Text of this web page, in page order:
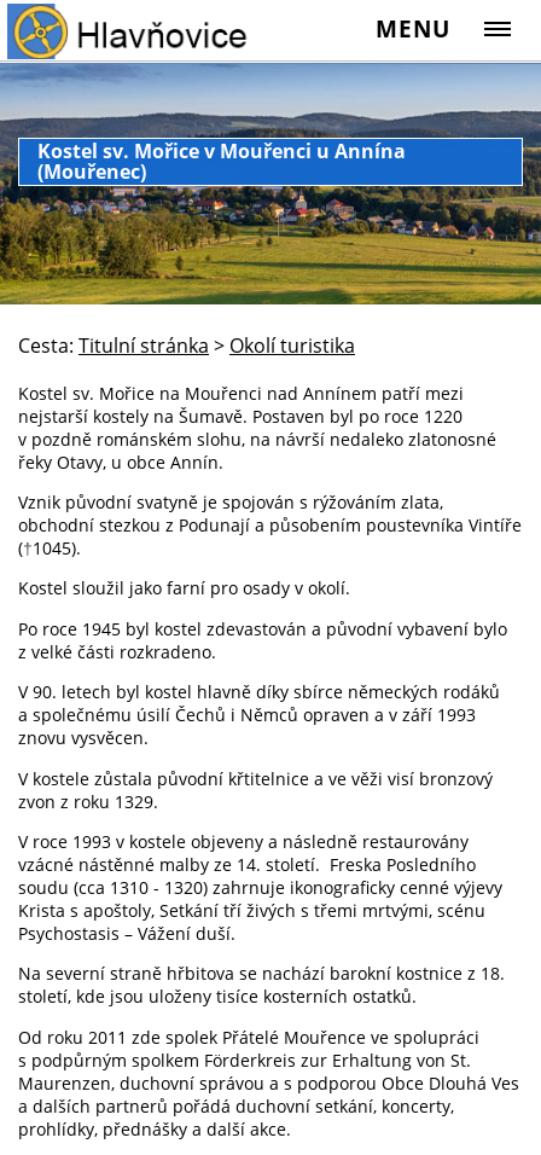
MENU
Kostel sv. Mořice v Mouřenci u Annína
(Mouřenec)
Cesta: Titulní stránka > Okolí turistika
Kostel sv. Mořice na Mouřenci nad Annínem patří mezi
nejstarší kostely na Šumavě. Postaven byl po roce 1220
v pozdně románském slohu, na návrší nedaleko zlatonosné
řeky Otavy, u obce Annín.
Vznik původní svatyně je spojován s rýžováním zlata,
obchodní stezkou z Podunají a působením poustevníka Vintíře
(†1045).
Kostel sloužil jako farní pro osady v okolí.
Po roce 1945 byl kostel zdevastován a původní vybavení bylo
z velké části rozkradeno.
V 90. letech byl kostel hlavně díky sbírce německých rodáků
a společnému úsilí Čechů i Němců opraven a v září 1993
znovu vysvěcen.
V kostele zůstala původní křtitelnice a ve věži visí bronzový
zvon z roku 1329.
V roce 1993 v kostele objeveny a následně restaurovány
vzácné nástěnné malby ze 14. století. Freska Posledního
soudu (cca 1310 - 1320) zahrnuje ikonograficky cenné výjevy
Krista s apoštoly, Setkání tří živých s třemi mrtvými, scénu
Psychostasis – Vážení duší.
Na severní straně hřbitova se nachází barokní kostnice z 18.
století, kde jsou uloženy tisíce kosterních ostatků.
Od roku 2011 zde spolek Přátelé Mouřence ve spolupráci
s podpůrným spolkem Förderkreis zur Erhaltung von St.
Maurenzen, duchovní správou a s podporou Obce Dlouhá Ves
a dalších partnerů pořádá duchovní setkání, koncerty,
prohlídky, přednášky a další akce.